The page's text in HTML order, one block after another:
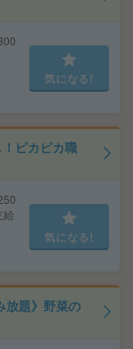
気になる!
！ピカピカ職
給
気になる!
放題》野菜の